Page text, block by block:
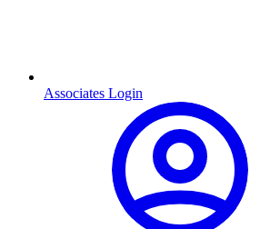
Associates Login